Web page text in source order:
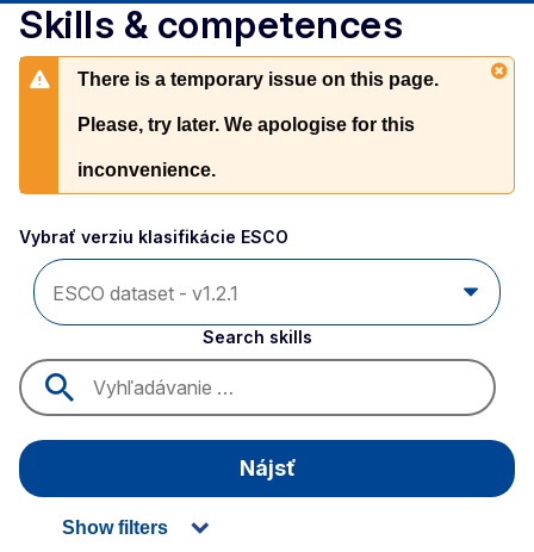
Skills & competences
There is a temporary issue on this page.
Please, try later. We apologise for this
inconvenience.
Vybrať verziu klasifikácie ESCO
Search skills
Nájsť
Show filters